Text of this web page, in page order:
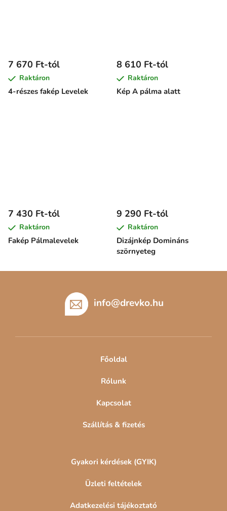
4-részes fakép Levelek
7 670 Ft-tól
Raktáron
Kép A pálma alatt
8 610 Ft-tól
Raktáron
Fakép Pálmalevelek
7 430 Ft-tól
Raktáron
Dizájnkép Domináns
szörnyeteg
9 290 Ft-tól
Raktáron
info@drevko.hu
Főoldal
Rólunk
Kapcsolat
Szállítás & fizetés
Gyakori kérdések (GYIK)
Üzleti feltételek
Adatkezelési tájékoztató